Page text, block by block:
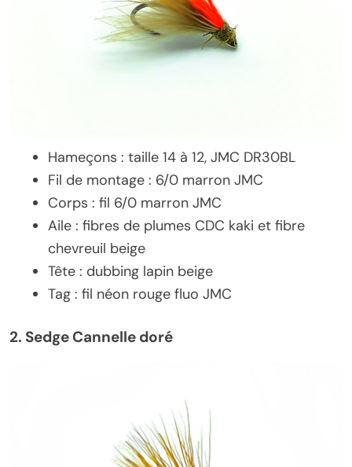
Hameçons : taille 14 à 12, JMC DR30BL
Fil de montage : 6/0 marron JMC
Corps : fil 6/0 marron JMC
Aile : fibres de plumes CDC kaki et fibre
chevreuil beige
Tête : dubbing lapin beige
Tag : fil néon rouge fluo JMC
2. Sedge Cannelle doré